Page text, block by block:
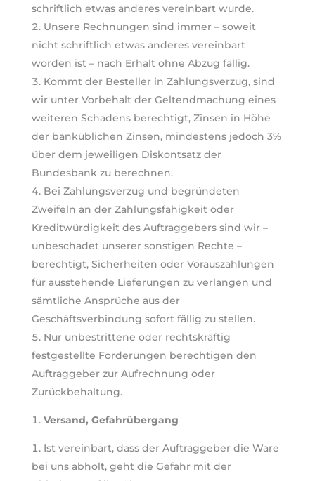
schriftlich etwas anderes vereinbart wurde.
Unsere Rechnungen sind immer – soweit
nicht schriftlich etwas anderes vereinbart
worden ist – nach Erhalt ohne Abzug fällig.
Kommt der Besteller in Zahlungsverzug, sind
wir unter Vorbehalt der Geltendmachung eines
weiteren Schadens berechtigt, Zinsen in Höhe
der banküblichen Zinsen, mindestens jedoch 3%
über dem jeweiligen Diskontsatz der
Bundesbank zu berechnen.
Bei Zahlungsverzug und begründeten
Zweifeln an der Zahlungsfähigkeit oder
Kreditwürdigkeit des Auftraggebers sind wir –
unbeschadet unserer sonstigen Rechte –
berechtigt, Sicherheiten oder Vorauszahlungen
für ausstehende Lieferungen zu verlangen und
sämtliche Ansprüche aus der
Geschäftsverbindung sofort fällig zu stellen.
Nur unbestrittene oder rechtskräftig
festgestellte Forderungen berechtigen den
Auftraggeber zur Aufrechnung oder
Zurückbehaltung.
Versand, Gefahrübergang
Ist vereinbart, dass der Auftraggeber die Ware
bei uns abholt, geht die Gefahr mit der